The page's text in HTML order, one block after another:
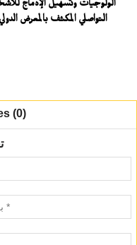
الولوجيات وتسهيل الإدماج
التواصلي المكثف بالمعرض
(0)